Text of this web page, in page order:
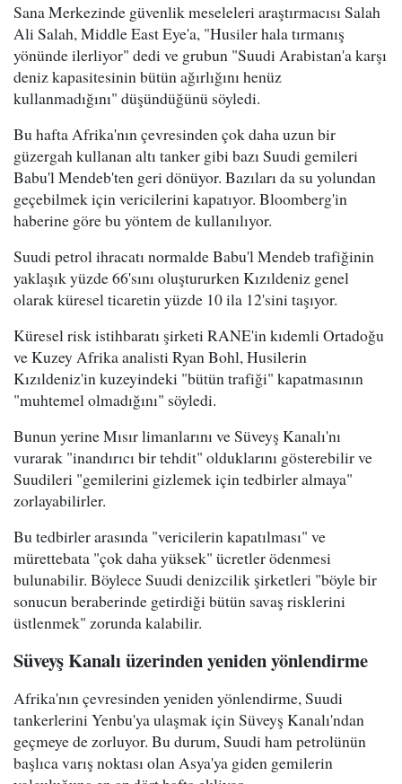
Sana Merkezinde güvenlik meseleleri araştırmacısı Salah
Ali Salah, Middle East Eye'a, "Husiler hala tırmanış
yönünde ilerliyor" dedi ve grubun "Suudi Arabistan'a karşı
deniz kapasitesinin bütün ağırlığını henüz
kullanmadığını" düşündüğünü söyledi.
Bu hafta Afrika'nın çevresinden çok daha uzun bir
güzergah kullanan altı tanker gibi bazı Suudi gemileri
Babu'l Mendeb'ten geri dönüyor. Bazıları da su yolundan
geçebilmek için vericilerini kapatıyor. Bloomberg'in
haberine göre bu yöntem de kullanılıyor.
Suudi petrol ihracatı normalde Babu'l Mendeb trafiğinin
yaklaşık yüzde 66'sını oluştururken Kızıldeniz genel
olarak küresel ticaretin yüzde 10 ila 12'sini taşıyor.
Küresel risk istihbaratı şirketi RANE'in kıdemli Ortadoğu
ve Kuzey Afrika analisti Ryan Bohl, Husilerin
Kızıldeniz'in kuzeyindeki "bütün trafiği" kapatmasının
"muhtemel olmadığını" söyledi.
Bunun yerine Mısır limanlarını ve Süveyş Kanalı'nı
vurarak "inandırıcı bir tehdit" olduklarını gösterebilir ve
Suudileri "gemilerini gizlemek için tedbirler almaya"
zorlayabilirler.
Bu tedbirler arasında "vericilerin kapatılması" ve
mürettebata "çok daha yüksek" ücretler ödenmesi
bulunabilir. Böylece Suudi denizcilik şirketleri "böyle bir
sonucun beraberinde getirdiği bütün savaş risklerini
üstlenmek" zorunda kalabilir.
Süveyş Kanalı üzerinden yeniden yönlendirme
Afrika'nın çevresinden yeniden yönlendirme, Suudi
tankerlerini Yenbu'ya ulaşmak için Süveyş Kanalı'ndan
geçmeye de zorluyor. Bu durum, Suudi ham petrolünün
başlıca varış noktası olan Asya'ya giden gemilerin